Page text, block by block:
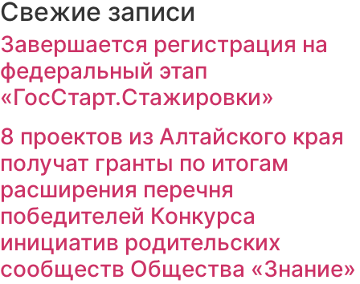
Свежие записи
Завершается регистрация на
федеральный этап
«ГосСтарт.Стажировки»
8 проектов из Алтайского края
получат гранты по итогам
расширения перечня
победителей Конкурса
инициатив родительских
сообществ Общества «Знание»